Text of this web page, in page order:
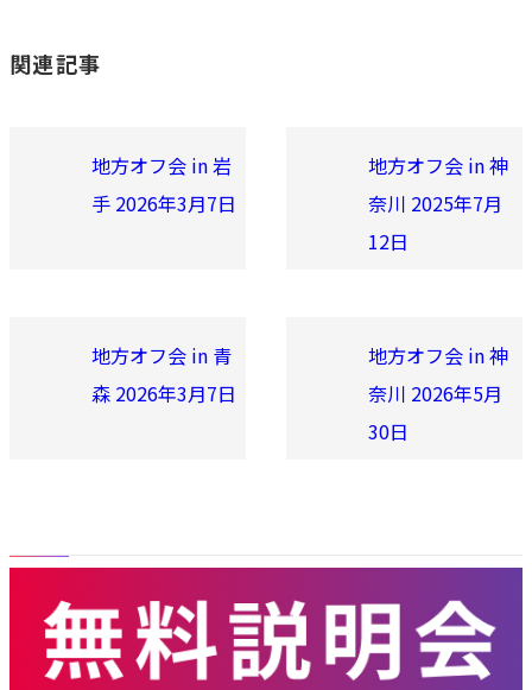
関連記事
地方オフ会 in 岩
手 2026年3月7日
地方オフ会 in 神
奈川 2025年7月
12日
地方オフ会 in 青
森 2026年3月7日
地方オフ会 in 神
奈川 2026年5月
30日